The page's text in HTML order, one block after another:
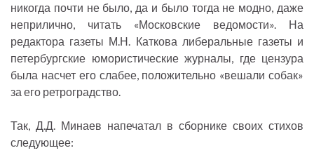
никогда почти не было, да и было тогда не модно, даже
неприлично, читать «Московские ведомости». На
редактора газеты М.Н. Каткова либеральные газеты и
петербургские юмористические журналы, где цензура
была насчет его слабее, положительно «вешали собак»
за его ретроградство.
Так, Д.Д. Минаев напечатал в сборнике своих стихов
следующее: